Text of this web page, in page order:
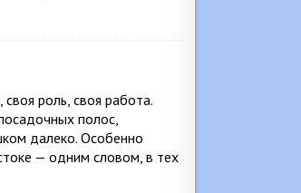
роль, своя работа.
полос,
далеко. Особенно
— одним словом, в тех